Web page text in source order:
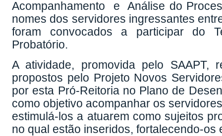
Acompanhamento e Análise do
nomes dos servidores ingressantes
foram convocados a participar do
Probatório.
A atividade, promovida pelo SAAPT,
propostos pelo Projeto Novos
por esta Pró-Reitoria no Plano de
como objetivo acompanhar os
estimulá-los a atuarem como sujeitos
no qual estão inseridos, fortalecendo-